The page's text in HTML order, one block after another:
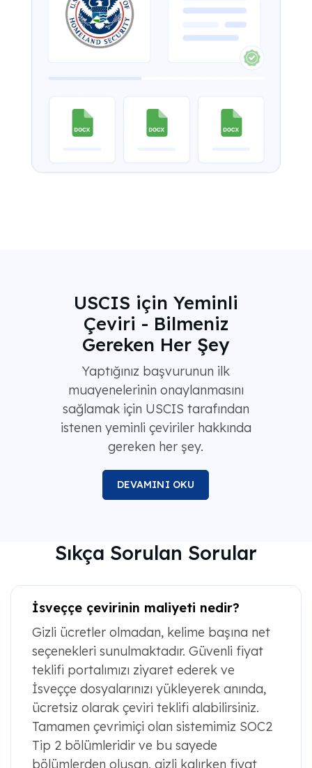
USCIS için Yeminli
Çeviri - Bilmeniz
Gereken Her Şey
Yaptığınız başvurunun ilk
muayenelerinin onaylanmasını
sağlamak için USCIS tarafından
istenen yeminli çeviriler hakkında
gereken her şey.
DEVAMINI OKU
Sıkça Sorulan Sorular
İsveççe çevirinin maliyeti nedir?
Gizli ücretler olmadan, kelime başına net
seçenekleri sunulmaktadır. Güvenli fiyat
teklifi portalımızı ziyaret ederek ve
İsveççe dosyalarınızı yükleyerek anında,
ücretsiz olarak çeviri teklifi alabilirsiniz.
Tamamen çevrimiçi olan sistemimiz SOC2
Tip 2 bölümleridir ve bu sayede
bölümlerden oluşan, gizli kalırken fiyat